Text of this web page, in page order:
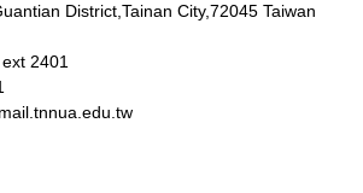
District,Tainan City,72045 Taiwan
ext 2401